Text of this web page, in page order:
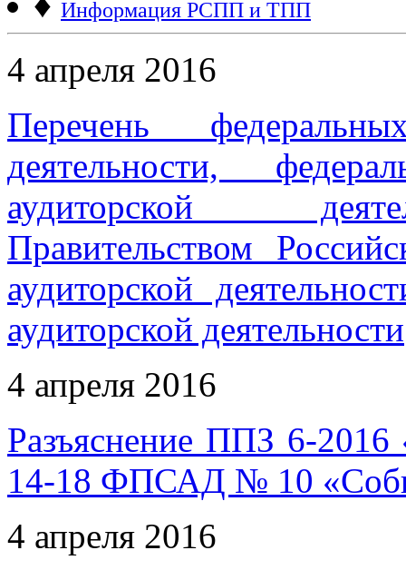
Информация РСПП и ТПП
4 апреля 2016
Перечень
деятельности,
аудиторской
Правительством
аудиторской
аудиторской деятельности
4 апреля 2016
Разъяснение ППЗ 6-
14-18 ФПСАД № 10
4 апреля 2016